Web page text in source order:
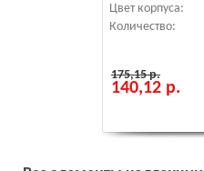
Цвет корпуса:
Количество:
175,15 р.
140,12 р.